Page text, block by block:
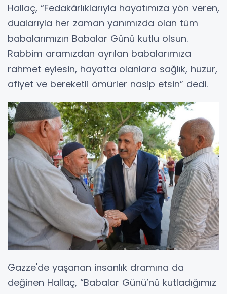
Hallaç, “Fedakârlıklarıyla hayatımıza yön veren,
dualarıyla her zaman yanımızda olan tüm
babalarımızın Babalar Günü kutlu olsun.
Rabbim aramızdan ayrılan babalarımıza
rahmet eylesin, hayatta olanlara sağlık, huzur,
afiyet ve bereketli ömürler nasip etsin” dedi.
Gazze'de yaşanan insanlık dramına da
değinen Hallaç, “Babalar Günü’nü kutladığımız